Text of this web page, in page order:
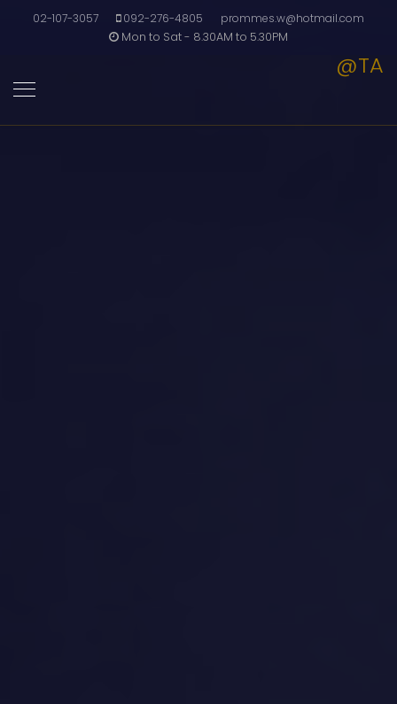
02-107-3057 092-276-4805
prommes.w@hotmail.com
Mon to Sat - 8.30AM to 5.30PM
@TA